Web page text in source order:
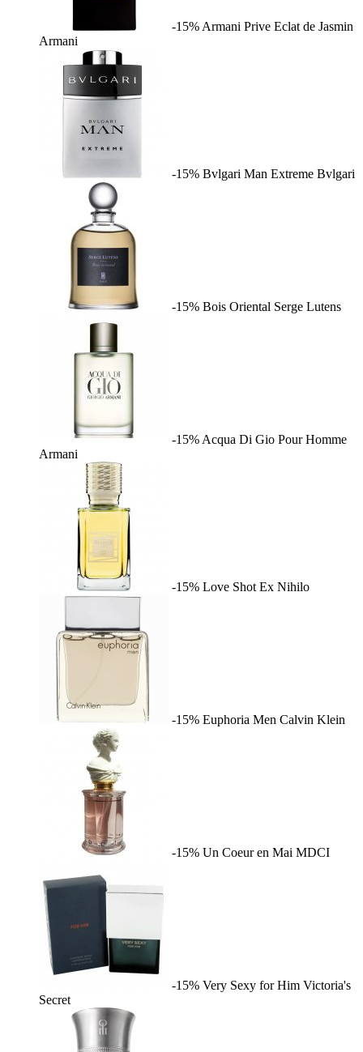
-15% Armani Prive Eclat de Jasmin
Armani
-15% Bvlgari Man Extreme Bvlgari
-15% Bois Oriental Serge Lutens
-15% Acqua Di Gio Pour Homme
Armani
-15% Love Shot Ex Nihilo
-15% Euphoria Men Calvin Klein
-15% Un Coeur en Mai MDCI
-15% Very Sexy for Him Victoria's
Secret